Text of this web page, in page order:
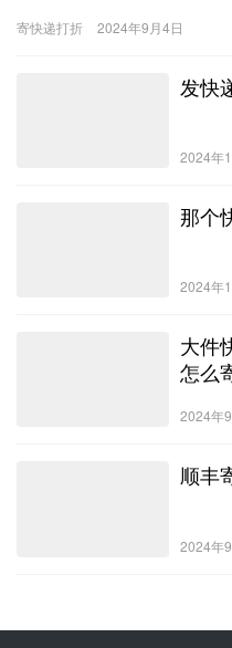
然而，…
寄快递打折 2024年9月4日
发快
2024年
那个
2024年
大件
怎么
2024年
顺丰
2024年